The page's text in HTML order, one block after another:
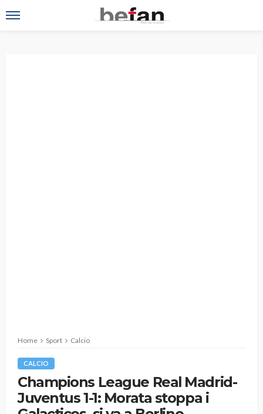
Home Sport Calcio
CALCIO
Champions League Real Madrid-
Juventus 1-1: Morata stoppa i